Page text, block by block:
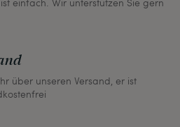
über unseren Versand, er ist